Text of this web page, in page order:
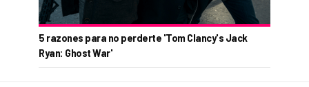
5 razones para no perderte 'Tom Clancy's Jack
Ryan: Ghost War'